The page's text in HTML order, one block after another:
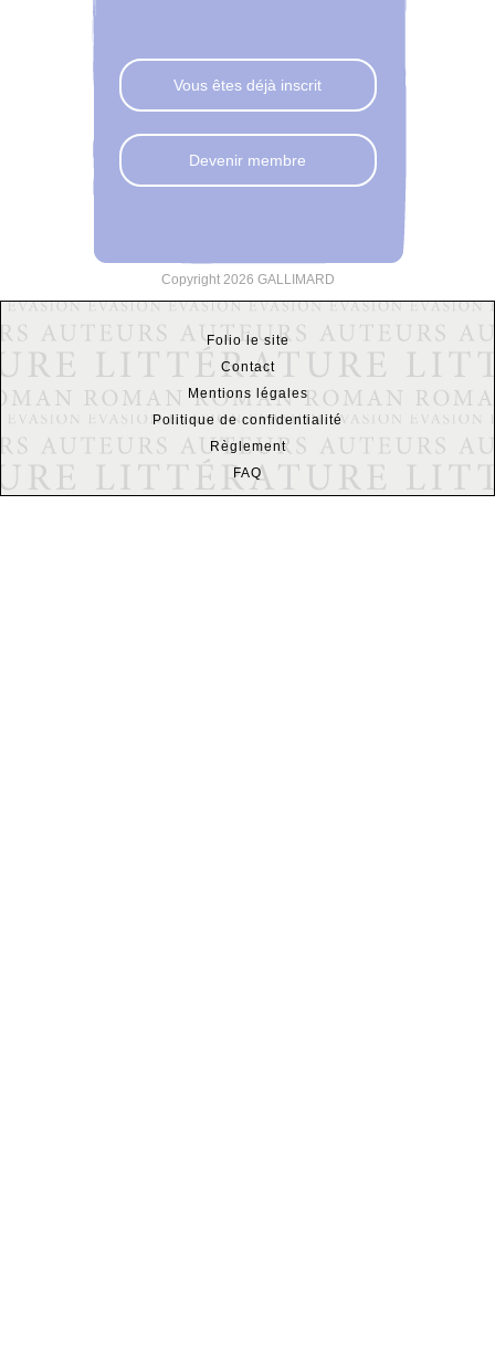
Vous êtes déjà inscrit
Devenir membre
Copyright 2026 GALLIMARD
Folio le site
Contact
Mentions légales
Politique de confidentialité
Règlement
FAQ